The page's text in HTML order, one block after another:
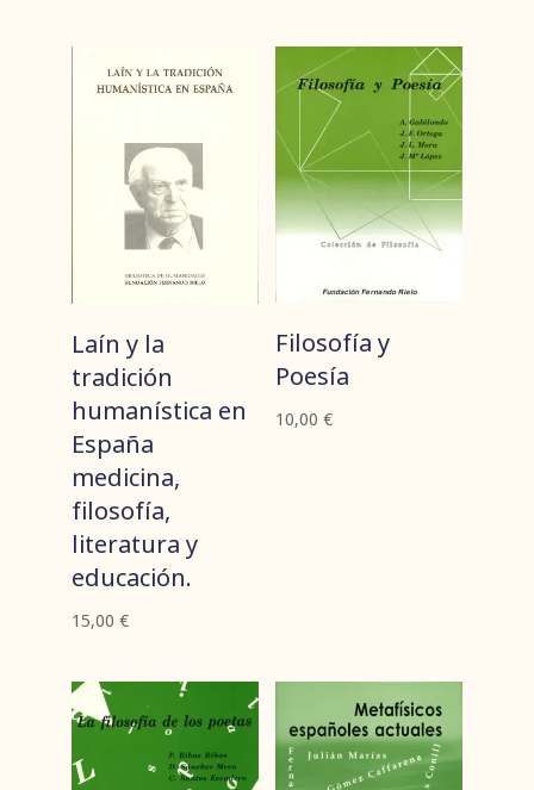
Laín y la
tradición
humanística en
España
medicina,
filosofía,
literatura y
educación.
15,00 €
Filosofía y
Poesía
10,00 €